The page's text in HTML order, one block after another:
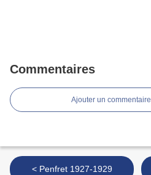
Commentaires
Ajouter un commentaire
< Penfret 1927-1929